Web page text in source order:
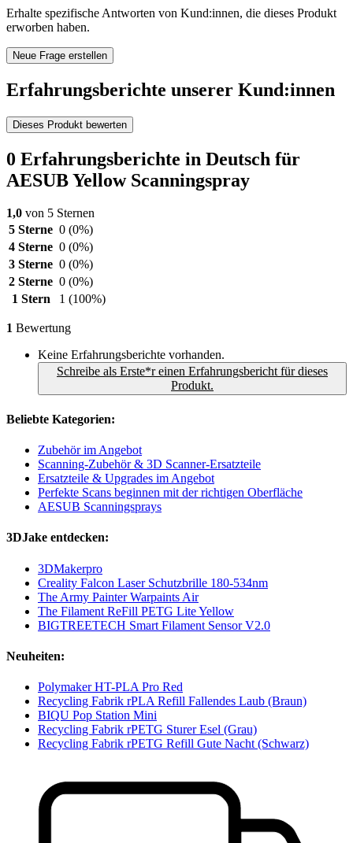
Erhalte spezifische Antworten von Kund:innen, die dieses Produkt
erworben haben.
Neue Frage erstellen
Erfahrungsberichte unserer Kund:innen
Dieses Produkt bewerten
0 Erfahrungsberichte in Deutsch für
AESUB Yellow Scanningspray
1,0 von 5 Sternen
5 Sterne 0 (0%)
4 Sterne 0 (0%)
3 Sterne 0 (0%)
2 Sterne 0 (0%)
1 Stern
1 (100%)
1 Bewertung
Keine Erfahrungsberichte vorhanden.
Schreibe als Erste*r einen Erfahrungsbericht für dieses
Produkt.
Beliebte Kategorien:
Zubehör im Angebot
Scanning-Zubehör & 3D Scanner-Ersatzteile
Ersatzteile & Upgrades im Angebot
Perfekte Scans beginnen mit der richtigen Oberfläche
AESUB Scanningsprays
3DJake entdecken:
3DMakerpro
Creality Falcon Laser Schutzbrille 180-534nm
The Army Painter Warpaints Air
The Filament ReFill PETG Lite Yellow
BIGTREETECH Smart Filament Sensor V2.0
Neuheiten:
Polymaker HT-PLA Pro Red
Recycling Fabrik rPLA Refill Fallendes Laub (Braun)
BIQU Pop Station Mini
Recycling Fabrik rPETG Sturer Esel (Grau)
Recycling Fabrik rPETG Refill Gute Nacht (Schwarz)